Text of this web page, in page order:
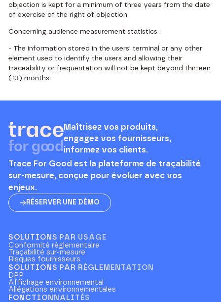
objection is kept for a minimum of three years from the date
of exercise of the right of objection
Concerning audience measurement statistics :
- The information stored in the users' terminal or any other
element used to identify the users and allowing their
traceability or frequentation will not be kept beyond thirteen
(13) months.
Maîtrisez vos produits,
engagez vos fournisseurs,
informez vos clients.
Trace For Good est la plateforme de traçabilité
sur-mesure, conçue pour évoluer avec vos
enjeux.
RÉSERVER UNE DÉMO
SOLUTIONS PAR USAGE
Conformité réglementaire
Traçabilité sur-mesure
Risques fournisseurs
SOLUTIONS PAR RÉGLEMENTATION
DPP
Affichage environnemental
Allégations environnementales
FONCTIONNALITÉS